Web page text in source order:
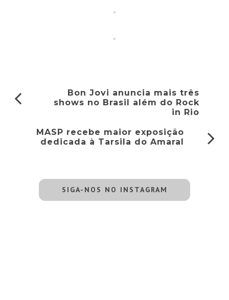
Bon Jovi anuncia mais três
shows no Brasil além do Rock
in Rio
MASP recebe maior exposição
dedicada à Tarsila do Amaral
SIGA-NOS NO INSTAGRAM